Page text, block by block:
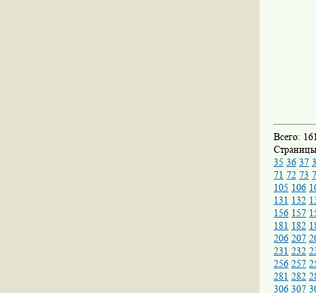
Всего:
35 36 37
71 72 73
105 106
131 132
156 157
181 182
206 207
231 232
256 257
281 282
306 307